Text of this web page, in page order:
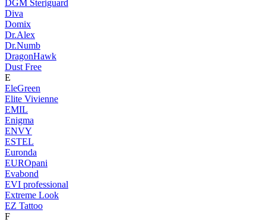
DGM Steriguard
Diva
Domix
Dr.Alex
Dr.Numb
DragonHawk
Dust Free
E
EleGreen
Elite Vivienne
EMIL
Enigma
ENVY
ESTEL
Euronda
EUROpani
Evabond
EVI professional
Extreme Look
EZ Tattoo
F